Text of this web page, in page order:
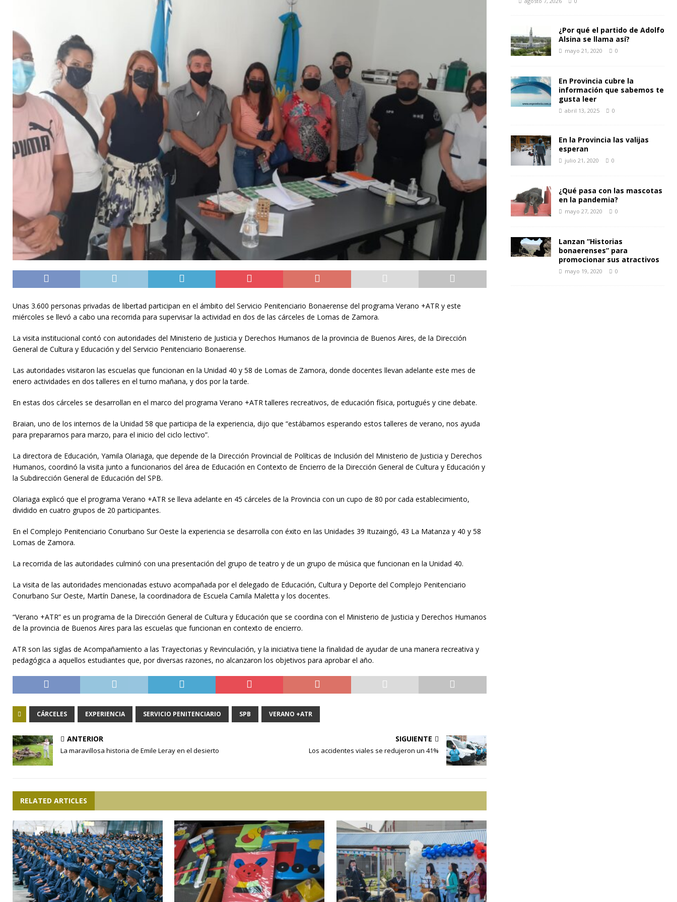
Unas 3.600 personas privadas de libertad participan en el ámbito del Servicio Penitenciario Bonaerense del programa Verano +ATR y este
miércoles se llevó a cabo una recorrida para supervisar la actividad en dos de las cárceles de Lomas de Zamora.
La visita institucional contó con autoridades del Ministerio de Justicia y Derechos Humanos de la provincia de Buenos Aires, de la Dirección
General de Cultura y Educación y del Servicio Penitenciario Bonaerense.
Las autoridades visitaron las escuelas que funcionan en la Unidad 40 y 58 de Lomas de Zamora, donde docentes llevan adelante este mes de
enero actividades en dos talleres en el turno mañana, y dos por la tarde.
En estas dos cárceles se desarrollan en el marco del programa Verano +ATR talleres recreativos, de educación física, portugués y cine debate.
Braian, uno de los internos de la Unidad 58 que participa de la experiencia, dijo que “estábamos esperando estos talleres de verano, nos ayuda
para prepararnos para marzo, para el inicio del ciclo lectivo”.
La directora de Educación, Yamila Olariaga, que depende de la Dirección Provincial de Políticas de Inclusión del Ministerio de Justicia y Derechos
Humanos, coordinó la visita junto a funcionarios del área de Educación en Contexto de Encierro de la Dirección General de Cultura y Educación y
la Subdirección General de Educación del SPB.
Olariaga explicó que el programa Verano +ATR se lleva adelante en 45 cárceles de la Provincia con un cupo de 80 por cada establecimiento,
dividido en cuatro grupos de 20 participantes.
En el Complejo Penitenciario Conurbano Sur Oeste la experiencia se desarrolla con éxito en las Unidades 39 Ituzaingó, 43 La Matanza y 40 y 58
Lomas de Zamora.
La recorrida de las autoridades culminó con una presentación del grupo de teatro y de un grupo de música que funcionan en la Unidad 40.
La visita de las autoridades mencionadas estuvo acompañada por el delegado de Educación, Cultura y Deporte del Complejo Penitenciario
Conurbano Sur Oeste, Martín Danese, la coordinadora de Escuela Camila Maletta y los docentes.
“Verano +ATR” es un programa de la Dirección General de Cultura y Educación que se coordina con el Ministerio de Justicia y Derechos Humanos
de la provincia de Buenos Aires para las escuelas que funcionan en contexto de encierro.
ATR son las siglas de Acompañamiento a las Trayectorias y Revinculación, y la iniciativa tiene la finalidad de ayudar de una manera recreativa y
pedagógica a aquellos estudiantes que, por diversas razones, no alcanzaron los objetivos para aprobar el año.
CÁRCELES EXPERIENCIA SERVICIO PENITENCIARIO SPB VERANO +ATR
ANTERIOR
La maravillosa historia de Emile Leray en el desierto
SIGUIENTE
Los accidentes viales se redujeron un 41%
RELATED ARTICLES
¿Por qué el partido de Adolfo
Alsina se llama así?
mayo 21, 2020 0
En Provincia cubre la
información que sabemos te
gusta leer
abril 13, 2025 0
En la Provincia las valijas
esperan
julio 21, 2020 0
¿Qué pasa con las mascotas
en la pandemia?
mayo 27, 2020 0
Lanzan “Historias
bonaerenses” para
promocionar sus atractivos
mayo 19, 2020 0